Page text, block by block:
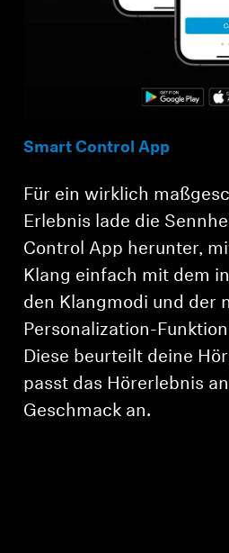
Smart Control App
Für ein wirklich
Erlebnis lade die
Control App herunter,
Klang einfach mit dem
den Klangmodi und der
Personalization-
Diese beurteilt deine
passt das Hörerlebnis
Geschmack an.